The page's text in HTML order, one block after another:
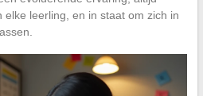
leerling, en in staat om zich in